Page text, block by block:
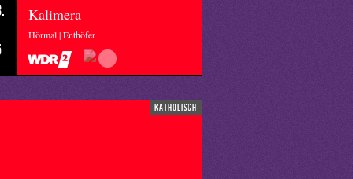
Kalimera
Hörmal | Enthöfer
katholisch